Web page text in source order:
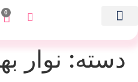
0
دسته: نوار